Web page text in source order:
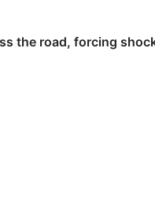
the road, forcing